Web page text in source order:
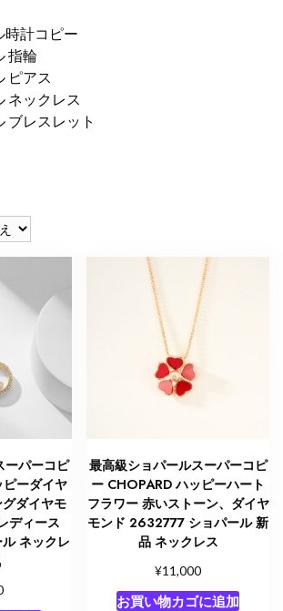
時計コピー
指輪
ピアス
ネックレス
ブレスレット
ーパーコピ
ーダイヤ
ダイヤモ
ディース
ネックレ
最高級ショパールスーパーコピ
ー CHOPARD ハッピーハート
フラワー 赤いストーン、ダイヤ
モンド 2632777 ショパール 新
品 ネックレス
¥11,000
お買い物カゴに追加